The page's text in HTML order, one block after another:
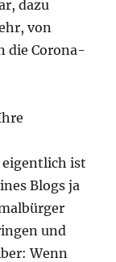
dazu
von
die Corona-
ist
Blogs ja
und
Wenn